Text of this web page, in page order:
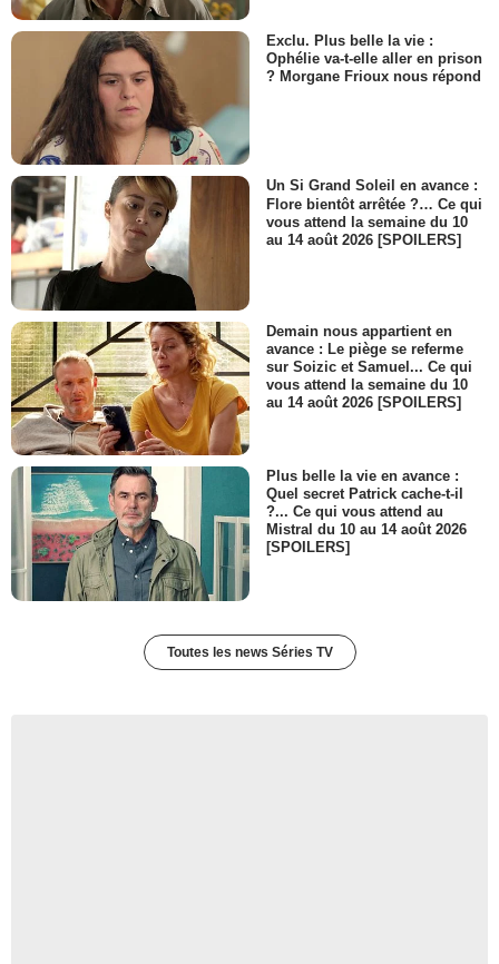
Exclu. Plus belle la vie :
Ophélie va-t-elle aller en prison
? Morgane Frioux nous répond
Un Si Grand Soleil en avance :
Flore bientôt arrêtée ?… Ce qui
vous attend la semaine du 10
au 14 août 2026 [SPOILERS]
Demain nous appartient en
avance : Le piège se referme
sur Soizic et Samuel... Ce qui
vous attend la semaine du 10
au 14 août 2026 [SPOILERS]
Plus belle la vie en avance :
Quel secret Patrick cache-t-il
?... Ce qui vous attend au
Mistral du 10 au 14 août 2026
[SPOILERS]
Toutes les news Séries TV